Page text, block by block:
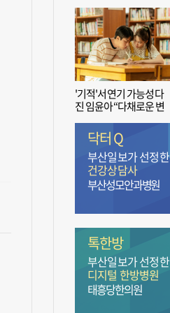
'기적'서 연기 가능성 다
진 임윤아 “다채로운 변
닥터 Q
부산일보가 선정한
건강상담사
부산성모안과병원
톡한방
부산일보가 선정한
디지털 한방병원
태흥당한의원